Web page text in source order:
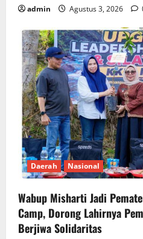
admin Agustus 3, 2026
Daerah Nasional
Wabup Misharti Jadi
Camp, Dorong Lahirnya
Berjiwa Solidaritas